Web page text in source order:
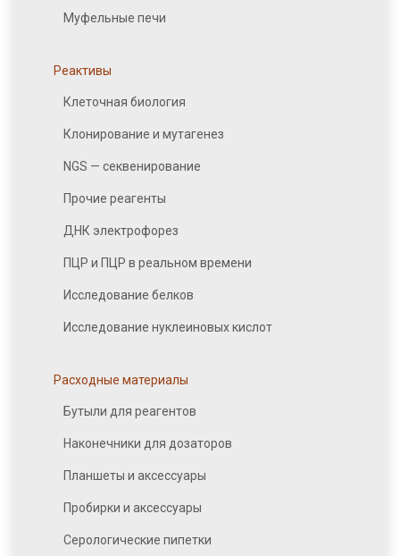
Муфельные печи
Реактивы
Клеточная биология
Клонирование и мутагенез
NGS — секвенирование
Прочие реагенты
ДНК электрофорез
ПЦР и ПЦР в реальном времени
Исследование белков
Исследование нуклеиновых кислот
Расходные материалы
Бутыли для реагентов
Наконечники для дозаторов
Планшеты и аксессуары
Пробирки и аксессуары
Серологические пипетки